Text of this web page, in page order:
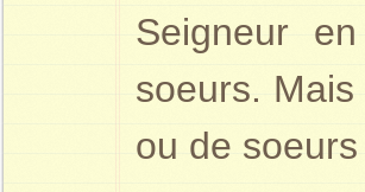
Seigneur
soeurs.
ou de